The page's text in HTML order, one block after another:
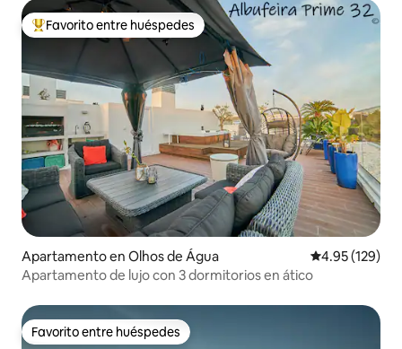
Favorito entre huéspedes preferido
Favorito entre huéspedes
Apartamento en Olhos de Água Calificación
4.95 (129)
Apartamento de lujo con 3 dormitorios en ático
Favorito entre huéspedes
Favorito entre huéspedes